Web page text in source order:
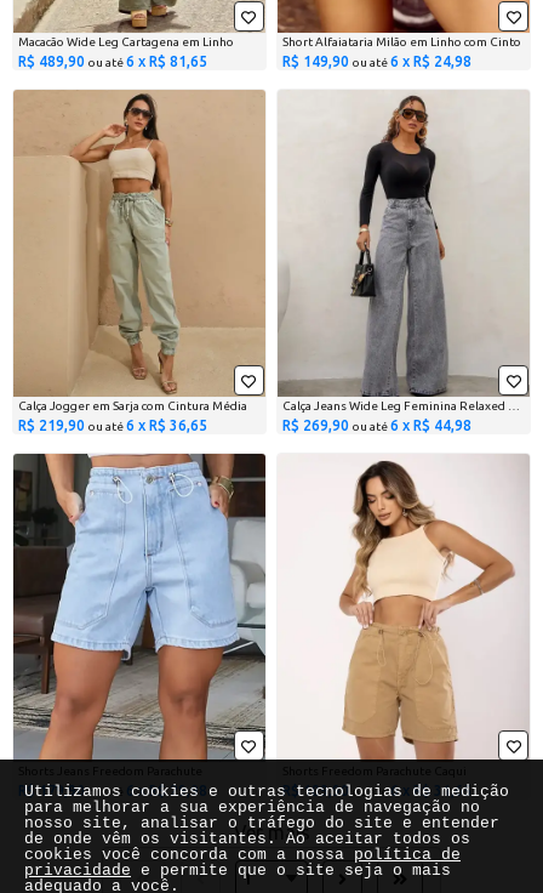
Macacão Wide Leg Cartagena em Linho
R$ 489,90 ou até6 x R$ 81,65
Short Alfaiataria Milão em Linho com Cinto
R$ 149,90 ou até6 x R$ 24,98
Calça Jogger em Sarja com Cintura Média
R$ 219,90 ou até6 x R$ 36,65
Calça Jeans Wide Leg Feminina Relaxed Cinza
R$ 269,90 ou até6 x R$ 44,98
R$ 179,90 ou até 6 x R$ 29,98 R$ 189,90 ou até6 x R$ 31,65
Ver mais
Utilizamos cookies e outras tecnologias de medição
para melhorar a sua experiência de navegação no
nosso site, analisar o tráfego do site e entender
de onde vêm os visitantes. Ao aceitar todos os
cookies você concorda com a nossa política de
privacidade e permite que o site seja o mais
adequado a você.